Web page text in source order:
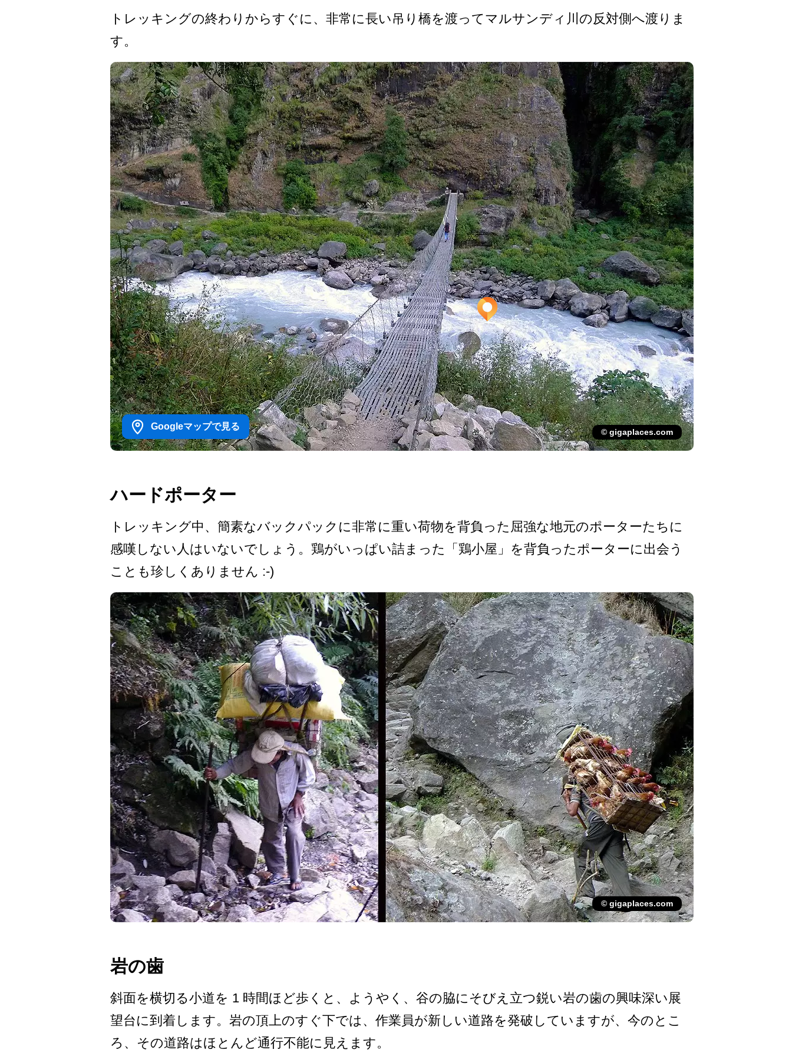
トレッキングの終わりからす­ぐに、非常に長い吊り橋を渡ってマルサンディ川の反­対側へ渡りま
す。
Googleマップで見る
© gigaplaces.com
ハードポーター
トレッキング中、簡素なバッ­クパックに非常に重い荷物を背負った屈強な地元のポ­ーターたちに
感嘆しない人はいないでしょう。鶏がい­っぱい詰まった「鶏小屋」を背負ったポーターに出会­う
ことも珍しくありません :-)
© gigaplaces.com
岩の歯
斜面を横切る小道を 1 時間ほど歩くと、ようやく、­谷の脇にそびえ立つ鋭い岩の歯の興味深い展
望台に到­着します。岩の頂上のすぐ下では、作業員が新しい道­路を発破していますが、今のとこ
ろ、その道路はほと­んど通行不能に見えます。